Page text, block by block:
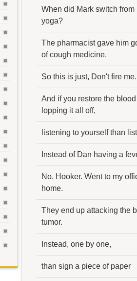
When did Mark switch
yoga?
The pharmacist gave him
of cough medicine.
So this is just, Don't fire
And if you restore the
lopping it all off,
listening to yourself than
Instead of Dan having a
No. Hooker. Went to my
home.
They end up attacking the
tumor.
Instead, one by one,
than sign a piece of paper